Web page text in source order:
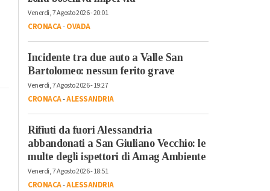
Venerdì, 7 Agosto 2026 - 20:01
CRONACA-OVADA
Incidente tra due auto a Valle San
Bartolomeo: nessun ferito grave
Venerdì, 7 Agosto 2026 - 19:27
CRONACA-ALESSANDRIA
Rifiuti da fuori Alessandria
abbandonati a San Giuliano Vecchio: le
multe degli ispettori di Amag Ambiente
Venerdì, 7 Agosto 2026 - 18:51
CRONACA-ALESSANDRIA